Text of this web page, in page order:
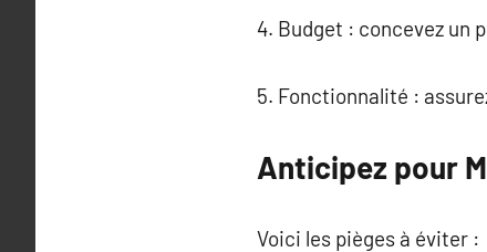
4. Budget : concevez un
5. Fonctionnalité :
Anticipez pour
Voici les pièges à éviter :